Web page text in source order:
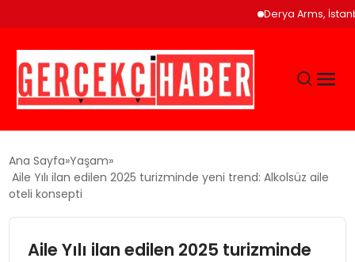
Derya Arms, İstanbul
GÜNCEL
EĞITIM
EKONOMI
Ana Sayfa Yaşam
Aile Yılı ilan edilen 2025 turizminde yeni trend: Alkolsüz aile
oteli konsepti
Aile Yılı ilan edilen 2025 turizminde